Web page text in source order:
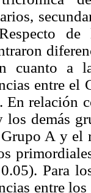
cuanto a
entre
En relación
demás
A y el
Para
entre